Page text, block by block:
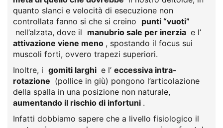
quanto slanci e velocità di esecuzione non
controllata fanno si che si creino punti “vuoti”
nell’alzata, dove il manubrio sale per inerzia e l’
attivazione viene meno , spostando il focus sui
muscoli forti, ovvero trapezi superiori.
Inoltre, i gomiti larghi e l’ eccessiva intra-
rotazione (pollice in giù) pongono l’articolazione
della spalla in una posizione non naturale,
aumentando il rischio di infortuni .
Infatti dobbiamo sapere che a livello fisiologico il